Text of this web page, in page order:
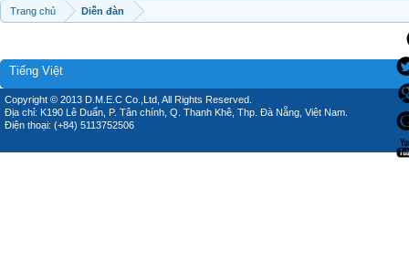
Trang chủ Diễn đàn
Tiếng Việt
Copyright © 2013 D.M.E.C Co.,Ltd, All Rights Reserved.
Địa chỉ: K190 Lê Duẩn, P. Tân chính, Q. Thanh Khê, Thp. Đà Nẵng, Việt Nam.
Điện thoại: (+84) 5113752506